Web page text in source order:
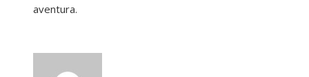
aventura.